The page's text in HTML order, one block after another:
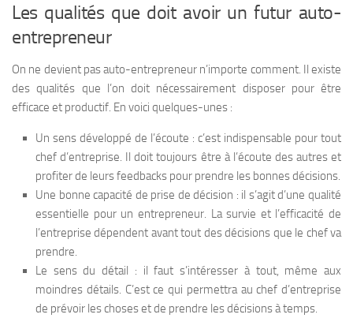
Les qualités que doit avoir un futur auto-
entrepreneur
On ne devient pas auto-entrepreneur n’importe comment. Il existe
des qualités que l’on doit nécessairement disposer pour être
efficace et productif. En voici quelques-unes :
Un sens développé de l’écoute : c’est indispensable pour tout
chef d’entreprise. Il doit toujours être à l’écoute des autres et
profiter de leurs feedbacks pour prendre les bonnes décisions.
Une bonne capacité de prise de décision : il s’agit d’une qualité
essentielle pour un entrepreneur. La survie et l’efficacité de
l’entreprise dépendent avant tout des décisions que le chef va
prendre.
Le sens du détail : il faut s’intéresser à tout, même aux
moindres détails. C’est ce qui permettra au chef d’entreprise
de prévoir les choses et de prendre les décisions à temps.